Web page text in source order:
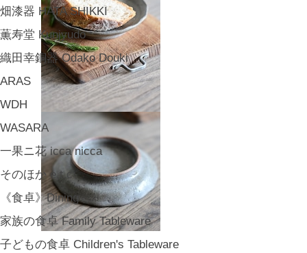
畑漆器 HATA SHIKKI
薫寿堂 Kunjyudo
織田幸銅器 Odako Douki
ARAS
WDH
WASARA
一果ニ花 icca nicca
そのほか e.t.c
《食卓》Dining
家族の食卓 Family Tableware
子どもの食卓 Children's Tableware